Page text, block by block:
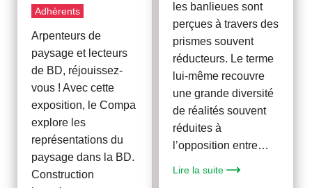
Adhérents
Arpenteurs de
paysage et lecteurs
de BD, réjouissez-
vous ! Avec cette
exposition, le Compa
explore les
représentations du
paysage dans la BD.
Construction
les banlieues sont
perçues à travers des
prismes souvent
réducteurs. Le terme
lui-même recouvre
une grande diversité
de réalités souvent
réduites à
l’opposition entre…
Lire la suite